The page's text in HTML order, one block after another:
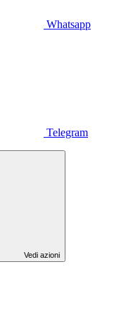
Whatsapp
Telegram
Vedi azioni